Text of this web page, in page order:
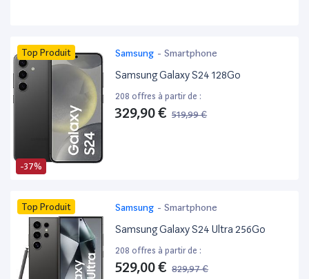
-37%
Top Produit Samsung - Smartphone
Samsung Galaxy S24 128Go
208 offres à partir de :
329,90 € 519,99 €
Top Produit Samsung - Smartphone
Samsung Galaxy S24 Ultra 256Go
208 offres à partir de :
529,00 € 829,97 €